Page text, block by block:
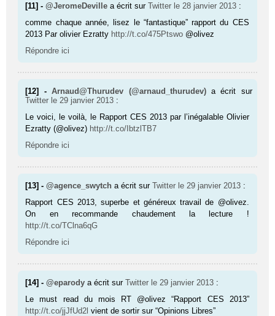
[11] -@JeromeDeville a écrit surTwitter le 28 janvier 2013 :
comme chaque année, lisez le “fantastique” rapport du CES
2013 Par olivier Ezratty http://t.co/475Ptswo @olivez
Répondre ici
[12] -Arnaud@Thurudev (@arnaud_thurudev) a écrit sur
Twitter le 29 janvier 2013 :
Le voici, le voilà, le Rapport CES 2013 par l’inégalable Olivier
Ezratty (@olivez) http://t.co/IbtzlTB7
Répondre ici
[13] -@agence_swytch a écrit surTwitter le 29 janvier 2013 :
Rapport CES 2013, superbe et généreux travail de @olivez.
On en recommande chaudement la lecture !
http://t.co/TClna6qG
Répondre ici
[14] -@eparody a écrit surTwitter le 29 janvier 2013 :
Le must read du mois RT @olivez “Rapport CES 2013”
http://t.co/jjJfUd2l vient de sortir sur “Opinions Libres”